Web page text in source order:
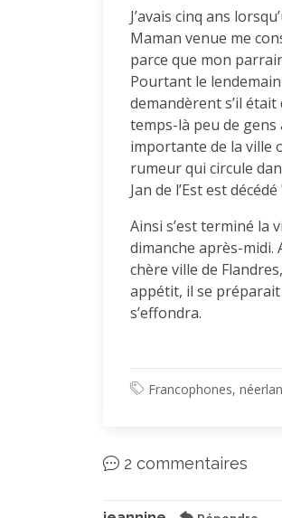
J’avais cinq ans
Maman venue me
parce que mon
Pourtant le
demandèrent s’il était
temps-là peu de
importante de la ville
rumeur qui circule
Jan de l’Est est décédé
Ainsi s’est terminé la
dimanche après-midi.
chère ville de
appétit, il se
s’effondra.
Francophones,
2 commentaires